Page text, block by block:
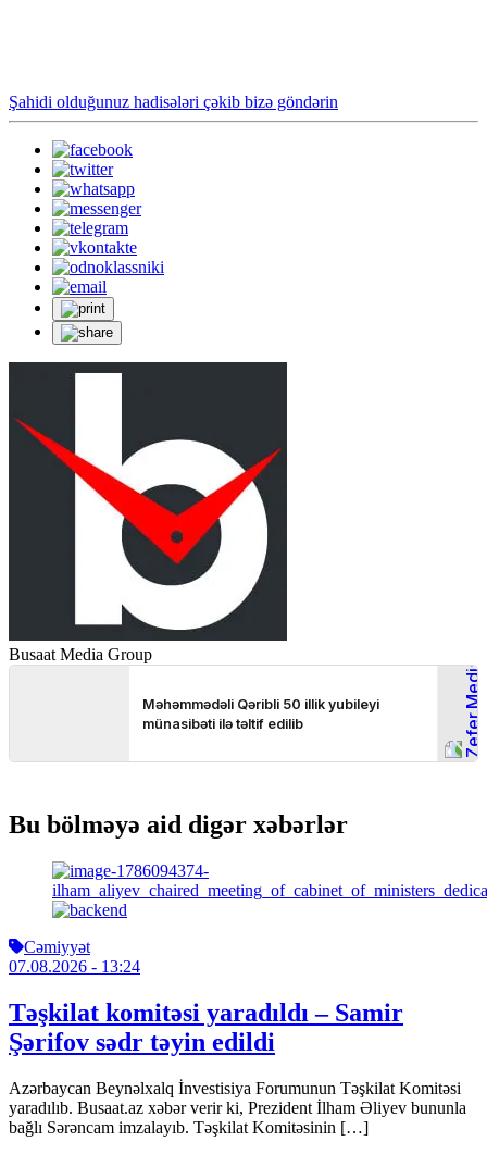
Şahidi olduğunuz hadisələri çəkib bizə göndərin
Busaat Media Group
Bu bölməyə aid digər xəbərlər
Cəmiyyət
07.08.2026 - 13:24
Təşkilat komitəsi yaradıldı – Samir
Şərifov sədr təyin edildi
Azərbaycan Beynəlxalq İnvestisiya Forumunun Təşkilat Komitəsi
yaradılıb. Busaat.az xəbər verir ki, Prezident İlham Əliyev bununla
bağlı Sərəncam imzalayıb. Təşkilat Komitəsinin […]